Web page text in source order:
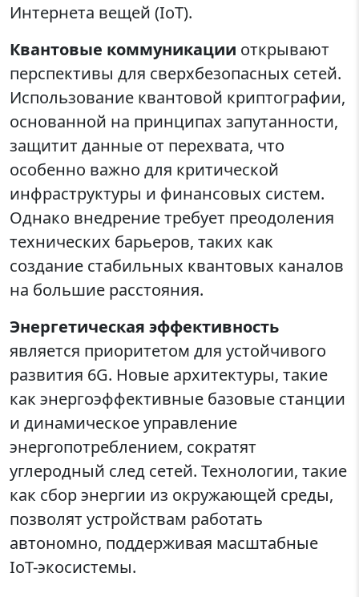
Интернета вещей (IoT).
Квантовые коммуникации открывают
перспективы для сверхбезопасных сетей.
Использование квантовой криптографии,
основанной на принципах запутанности,
защитит данные от перехвата, что
особенно важно для критической
инфраструктуры и финансовых систем.
Однако внедрение требует преодоления
технических барьеров, таких как
создание стабильных квантовых каналов
на большие расстояния.
Энергетическая эффективность
является приоритетом для устойчивого
развития 6G. Новые архитектуры, такие
как энергоэффективные базовые станции
и динамическое управление
энергопотреблением, сократят
углеродный след сетей. Технологии, такие
как сбор энергии из окружающей среды,
позволят устройствам работать
автономно, поддерживая масштабные
IoT-экосистемы.